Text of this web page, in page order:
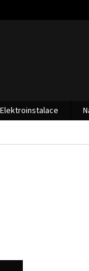
Elektroinstalace